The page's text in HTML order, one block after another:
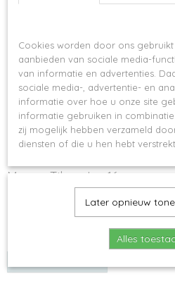
Magna-Tiles - Ice 16 pcs
Magna-tiles - Ice 16 pcs De
Cookies worden door ons
aanbieden van sociale media-
van informatie en advertenties.
sociale media-, advertentie- en
informatie over hoe u onze site
informatie gebruiken in
zij mogelijk hebben verzameld
diensten of die u hen hebt verstrekt.
Later opnieuw
Alles